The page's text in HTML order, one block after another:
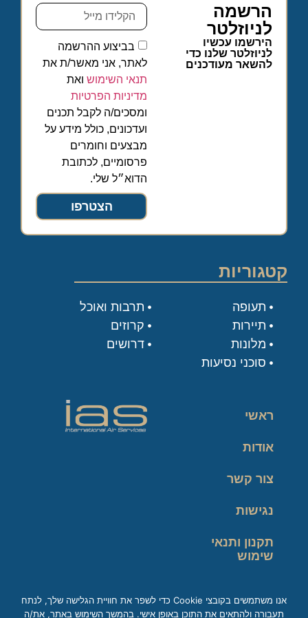
הרשמה
לניוזלטר
הירשמו עכשיו
לניוזלטר שלנו כדי
להשאר מעודכנים
בביצוע ההרשמה
לאתר, אני מאשר/ת את
תנאי השימוש ואת
מדיניות הפרטיות
ומסכים/ה לקבל תכנים
ועדכונים, כולל מידע על
מבצעים וחומרים
פרסומיים, לכתובת
הדוא״ל שלי.
הצטרפו
קטגוריות
תעופה
תיירות
מלונות
סוכני נסיעות
תרבות ואוכל
קרוזים
דרושים
ראשי
אודות
צור קשר
נגישות
תקנון ותנאי
שימוש
אנו משתמשים בקובצי Cookie כדי לשפר את חוויית הגלישה שלך, לנתח
תעבורה ולהתאים את התוכן באופן אישי. בהמשך השימוש באתר, את/ה